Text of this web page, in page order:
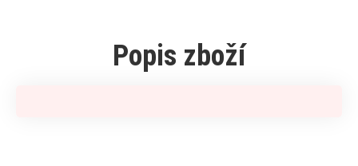
Popis zboží